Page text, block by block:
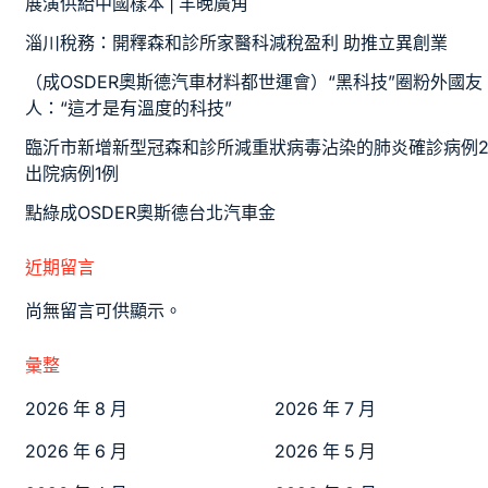
淄川稅務：開釋森和診所家醫科減稅盈利 助推立異創業
（成OSDER奧斯德汽車材料都世運會）“黑科技”圈粉外國友
人：“這才是有溫度的科技”
臨沂市新增新型冠森和診所減重狀病毒沾染的肺炎確診病例
出院病例1例
點綠成OSDER奧斯德台北汽車金
近期留言
尚無留言可供顯示。
彙整
2026 年 8 月
2026 年 7 月
2026 年 6 月
2026 年 5 月